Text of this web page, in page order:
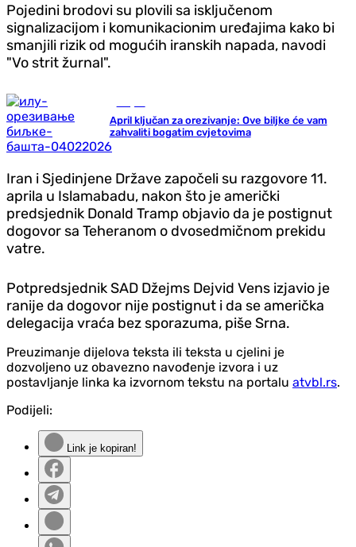
Pojedini brodovi su plovili sa isključenom
signalizacijom i komunikacionim uređajima kako bi
smanjili rizik od mogućih iranskih napada, navodi
"Vo strit žurnal".
April ključan za orezivanje: Ove biljke će vam
zahvaliti bogatim cvjetovima
Iran i Sjedinjene Države započeli su razgovore 11.
aprila u Islamabadu, nakon što je američki
predsjednik Donald Tramp objavio da je postignut
dogovor sa Teheranom o dvosedmičnom prekidu
vatre.
Potpredsjednik SAD Džejms Dejvid Vens izjavio je
ranije da dogovor nije postignut i da se američka
delegacija vraća bez sporazuma, piše Srna.
Preuzimanje dijelova teksta ili teksta u cjelini je
dozvoljeno uz obavezno navođenje izvora i uz
postavljanje linka ka izvornom tekstu na portalu atvbl.rs.
Podijeli:
Link je kopiran!